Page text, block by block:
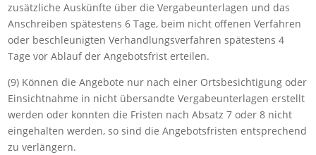
zusätzliche Auskünfte über die Vergabeunterlagen und das
Anschreiben spätestens 6 Tage, beim nicht offenen Verfahren
oder beschleunigten Verhandlungsverfahren spätestens 4
Tage vor Ablauf der Angebotsfrist erteilen.
(9) Können die Angebote nur nach einer Ortsbesichtigung oder
Einsichtnahme in nicht übersandte Vergabeunterlagen erstellt
werden oder konnten die Fristen nach Absatz 7 oder 8 nicht
eingehalten werden, so sind die Angebotsfristen entsprechend
zu verlängern.